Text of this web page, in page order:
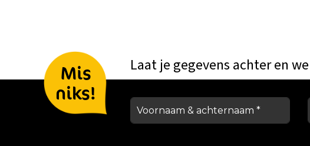
Laat je gegevens achter en
Mis
niks!